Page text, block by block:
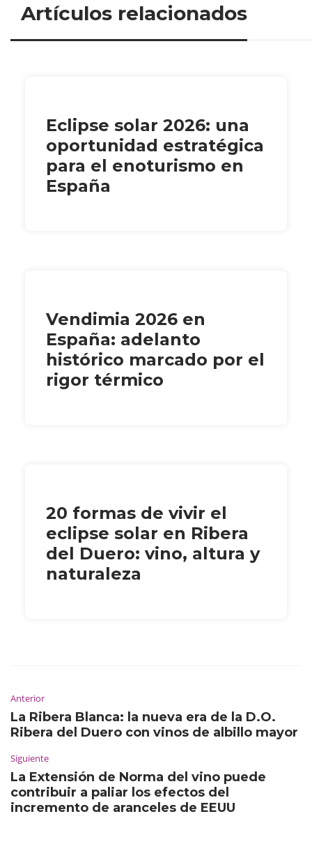
Artículos relacionados
Eclipse solar 2026: una
oportunidad estratégica
para el enoturismo en
España
Vendimia 2026 en
España: adelanto
histórico marcado por el
rigor térmico
20 formas de vivir el
eclipse solar en Ribera
del Duero: vino, altura y
naturaleza
Anterior
La Ribera Blanca: la nueva era de la D.O.
Ribera del Duero con vinos de albillo mayor
Siguiente
La Extensión de Norma del vino puede
contribuir a paliar los efectos del
incremento de aranceles de EEUU